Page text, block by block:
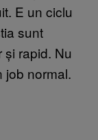
E un ciclu
sunt
rapid. Nu
job normal.